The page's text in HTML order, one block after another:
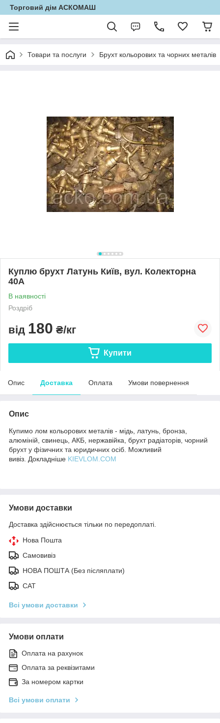
Торговий дім АСКОМАШ
Товари та послуги Брухт кольорових та чорних металів
Куплю брухт Латунь Київ, вул. Колекторна
40А
В наявності
Роздріб
від 180 ₴/кг
Купити
Опис Доставка Оплата Умови повернення
Опис
Купимо лом кольорових металів - мідь, латунь, бронза,
алюміній, свинець, АКБ, нержавійка, брухт радіаторів, чорний
брухт у фізичних та юридичних осіб. Можливий
вивіз. Докладніше KIEVLOM.COM
Умови доставки
Доставка здійснюється тільки по передоплаті.
Нова Пошта
Самовивіз
НОВА ПОШТА (Без післяплати)
САТ
Всі умови доставки
Умови оплати
Оплата на рахунок
Оплата за реквізитами
За номером картки
Всі умови оплати